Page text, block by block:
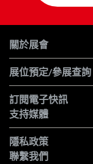
關於展會
展位預定/參展查詢
訂閱電子快訊
支持媒體
隱私政策
聯繫我們